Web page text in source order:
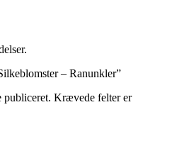
– Ranunkler”
publiceret. Krævede felter er